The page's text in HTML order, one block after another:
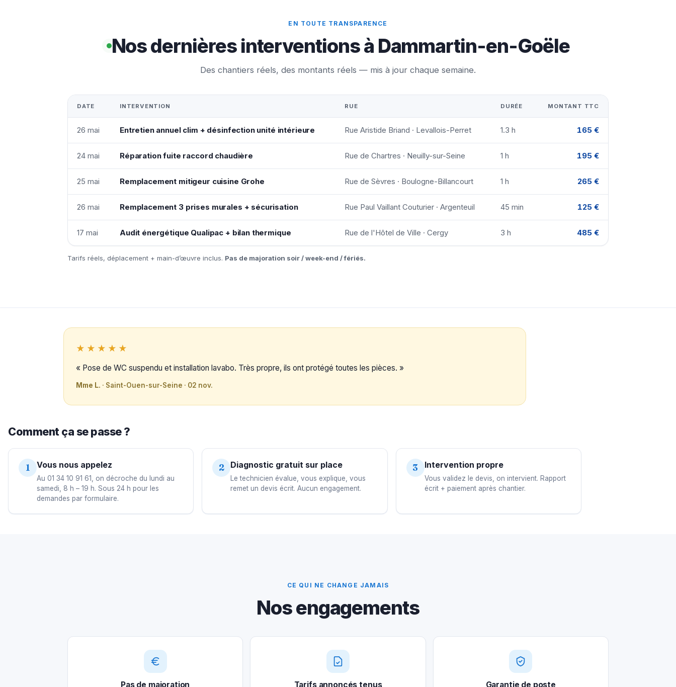
EN TOUTE TRANSPARENCE
Nos dernières interventions à Dammartin-en-Goële
Des chantiers réels, des montants réels — mis à jour chaque semaine.
DATE INTERVENTION RUE DURÉE MONTANT TTC
26 mai Entretien annuel clim + désinfection unité intérieure Rue Aristide Briand · Levallois-Perret 1.3 h 165 €
24 mai Réparation fuite raccord chaudière Rue de Chartres · Neuilly-sur-Seine 1 h 195 €
25 mai Remplacement mitigeur cuisine Grohe Rue de Sèvres · Boulogne-Billancourt 1 h 265 €
26 mai Remplacement 3 prises murales + sécurisation Rue Paul Vaillant Couturier · Argenteuil 45 min 125 €
17 mai Audit énergétique Qualipac + bilan thermique Rue de l'Hôtel de Ville · Cergy 3 h 485 €
Tarifs réels, déplacement + main-d’œuvre inclus. Pas de majoration soir / week-end / fériés.
★★★★★
« Pose de WC suspendu et installation lavabo. Très propre, ils ont protégé toutes les pièces. »
Mme L. · Saint-Ouen-sur-Seine · 02 nov.
Comment ça se passe ?
1 Vous nous appelez
Au 01 34 10 91 61, on décroche du lundi au
samedi, 8 h – 19 h. Sous 24 h pour les
demandes par formulaire.
2 Diagnostic gratuit sur place
Le technicien évalue, vous explique, vous
remet un devis écrit. Aucun engagement.
3 Intervention propre
Vous validez le devis, on intervient. Rapport
écrit + paiement après chantier.
CE QUI NE CHANGE JAMAIS
Nos engagements
Pas de majoration Tarifs annoncés tenus Garantie de poste